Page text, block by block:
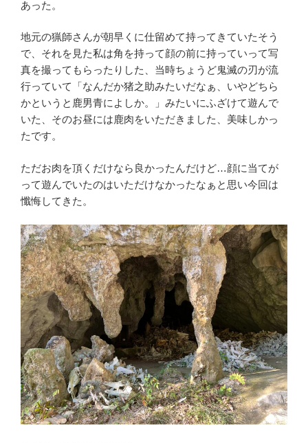
あった。
地元の猟師さんが朝早くに仕留めて持ってきていたそう
で、それを見た私は角を持って顔の前に持っていって写
真を撮ってもらったりした、当時ちょうど鬼滅の刃が流
行っていて「なんだか猪之助みたいだなぁ、いやどちら
かというと鹿男青によしか。」みたいにふざけて遊んで
いた、そのお昼には鹿肉をいただきました、美味しかっ
たです。
ただお肉を頂くだけなら良かったんだけど…顔に当てが
って遊んでいたのはいただけなかったなぁと思い今回は
懺悔してきた。